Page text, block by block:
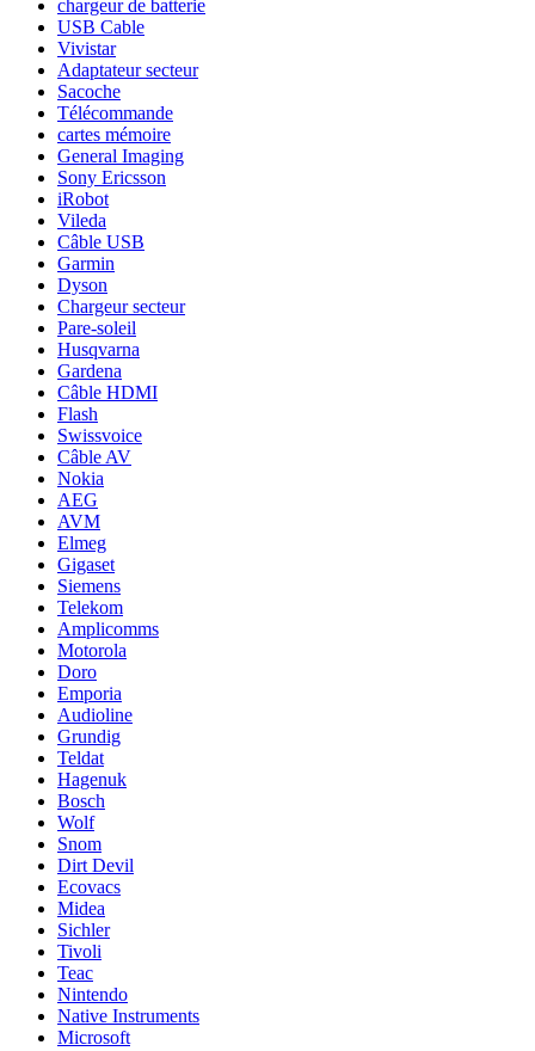
chargeur de batterie
USB Cable
Vivistar
Adaptateur secteur
Sacoche
Télécommande
cartes mémoire
General Imaging
Sony Ericsson
iRobot
Vileda
Câble USB
Garmin
Dyson
Chargeur secteur
Pare-soleil
Husqvarna
Gardena
Câble HDMI
Flash
Swissvoice
Câble AV
Nokia
AEG
AVM
Elmeg
Gigaset
Siemens
Telekom
Amplicomms
Motorola
Doro
Emporia
Audioline
Grundig
Teldat
Hagenuk
Bosch
Wolf
Snom
Dirt Devil
Ecovacs
Midea
Sichler
Tivoli
Teac
Nintendo
Native Instruments
Microsoft